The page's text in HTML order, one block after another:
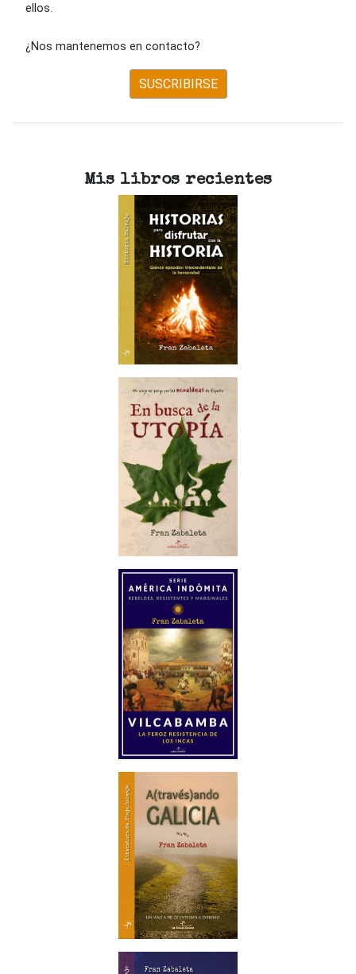
ellos.
¿Nos mantenemos en contacto?
SUSCRIBIRSE
Mis libros recientes